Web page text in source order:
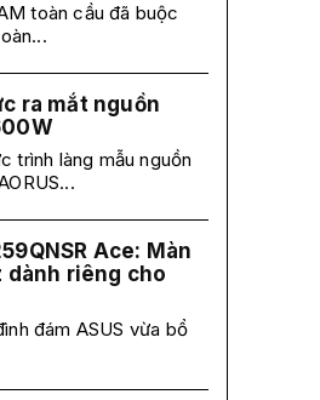
toàn cầu đã buộc
ra mắt nguồn
trình làng mẫu nguồn
Ace: Màn
dành riêng cho
đám ASUS vừa bổ